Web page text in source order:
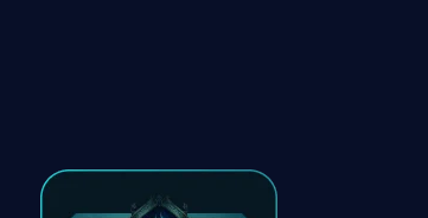
Path of Exile 2